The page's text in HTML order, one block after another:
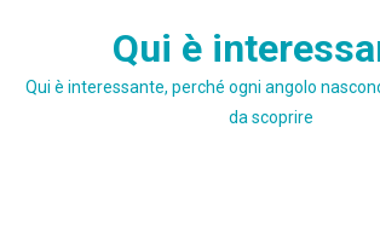
Qui è
Qui è interessante, perché ogni angolo
da scoprire